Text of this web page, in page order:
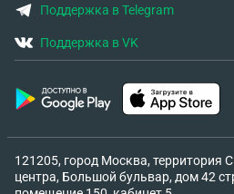
Поддержка в Telegram
Поддержка в VK
121205, город Москва, территория
центра, Большой бульвар, дом 42